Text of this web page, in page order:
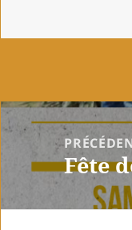
Navigation
de
l’articleArticle
Fête